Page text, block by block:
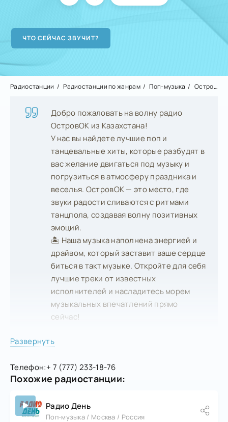
Радиостанции Радиостанции по жанрам Поп-музыка ОстровОК
Добро пожаловать на волну радио
ОстровОК из Казахстана!
У нас вы найдете лучшие поп и
танцевальные хиты, которые разбудят в
вас желание двигаться под музыку и
погрузиться в атмосферу праздника и
веселья. ОстровОК — это место, где
звуки радости сливаются с ритмами
танцпола, создавая волну позитивных
эмоций.
🏝️ Наша музыка наполнена энергией и
драйвом, который заставит ваше сердце
биться в такт музыке. Откройте для себя
лучшие треки от известных
исполнителей и насладитесь морем
музыкальных впечатлений прямо
сейчас!
недоступна. Нажмите
подобрать похожую радиостанцию!
Развернуть
Телефон:+ 7 (777) 233-18-76
Похожие радиостанции:
Радио День
Поп-музыка / Москва / Россия